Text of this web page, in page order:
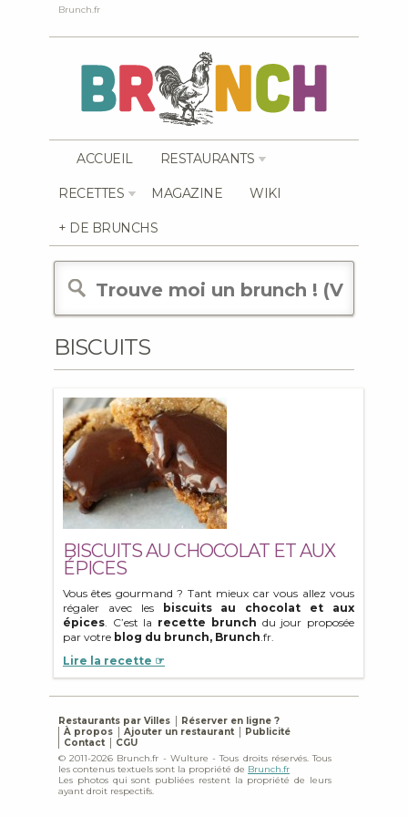
Brunch.fr
ACCUEIL RESTAURANTS
RECETTES MAGAZINE WIKI
+ DE BRUNCHS
BISCUITS
BISCUITS AU CHOCOLAT ET AUX
ÉPICES
Vous êtes gourmand ? Tant mieux car vous allez vous
régaler avec les
biscuits au chocolat et aux
épices. C’est la recette brunch du jour proposée
par votre blog du brunch, Brunch.fr.
Lire la recette ☞
Restaurants par Villes
Réserver en ligne ?
À propos
Ajouter un restaurant
Publicité
Contact
CGU
© 2011-2026 Brunch.fr - Wulture - Tous droits réservés. Tous
les contenus textuels sont la propriété de Brunch.fr
Les photos qui sont publiées restent la propriété de leurs
ayant droit respectifs.